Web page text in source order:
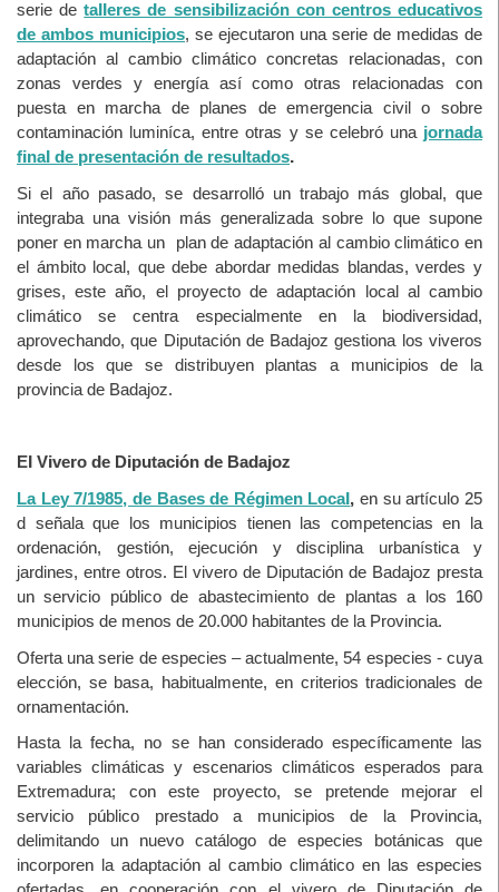
serie detalleres de sensibilización con centros educativos
de ambos municipios, se ejecutaron una serie de medidas de
adaptación al cambio climático concretas relacionadas, con
zonas verdes y energía así como otras relacionadas con
puesta en marcha de planes de emergencia civil o sobre
contaminación luminíca, entre otras y se celebró una jornada
final de presentación de resultados.
Si el año pasado, se desarrolló un trabajo más global, que
integraba una visión más generalizada sobre lo que supone
poner en marcha un plan de adaptación al cambio climático en
el ámbito local, que debe abordar medidas blandas, verdes y
grises, este año, el proyecto de adaptación local al cambio
climático se centra especialmente en la biodiversidad,
aprovechando, que Diputación de Badajoz gestiona los viveros
desde los que se distribuyen plantas a municipios de la
provincia de Badajoz.
El Vivero de Diputación de Badajoz
La Ley 7/1985, de Bases de Régimen Local , en su artículo 25
d señala que los municipios tienen las competencias en la
ordenación, gestión, ejecución y disciplina urbanística y
jardines, entre otros. El vivero de Diputación de Badajoz presta
un servicio público de abastecimiento de plantas a los 160
municipios de menos de 20.000 habitantes de la Provincia.
Oferta una serie de especies – actualmente, 54 especies - cuya
elección, se basa, habitualmente, en criterios tradicionales de
ornamentación.
Hasta la fecha, no se han considerado específicamente las
variables climáticas y escenarios climáticos esperados para
Extremadura; con este proyecto, se pretende mejorar el
servicio público prestado a municipios de la Provincia,
delimitando un nuevo catálogo de especies botánicas que
incorporen la adaptación al cambio climático en las especies